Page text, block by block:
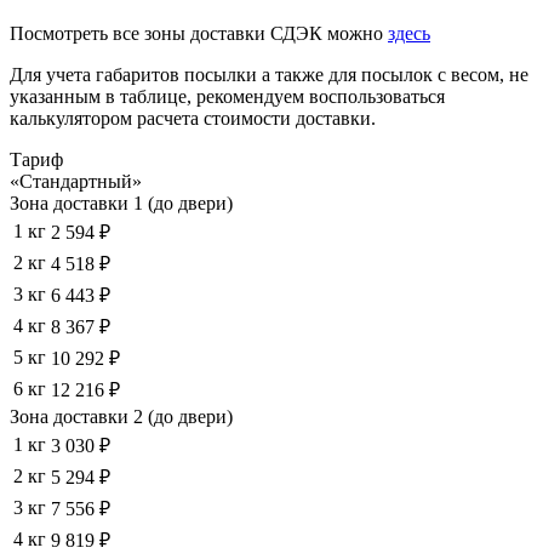
Посмотреть все зоны доставки СДЭК можно здесь
Для учета габаритов посылки а также для посылок с весом, не
указанным в таблице, рекомендуем воспользоваться
калькулятором расчета стоимости доставки.
Тариф
«Стандартный»
Зона доставки 1 (до двери)
1 кг 2 594 ₽
2 кг 4 518 ₽
3 кг 6 443 ₽
4 кг 8 367 ₽
5 кг 10 292 ₽
6 кг 12 216 ₽
Зона доставки 2 (до двери)
1 кг 3 030 ₽
2 кг 5 294 ₽
3 кг 7 556 ₽
4 кг 9 819 ₽